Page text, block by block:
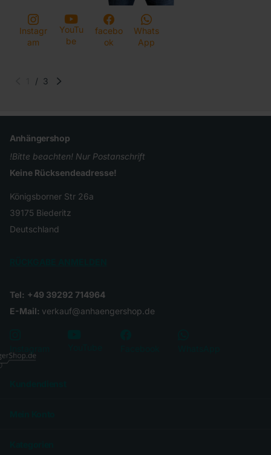
Instagr
am
YouTu
be
facebo
ok
Whats
App
/ 3
Anhängershop
!Bitte beachten! Nur Postanschrift
Keine Rücksendeadresse!
Königsborner Str 26a
39175 Biederitz
Deutschland
Tel: +49 39292 714964
E-Mail: verkauf@anhaengershop.de